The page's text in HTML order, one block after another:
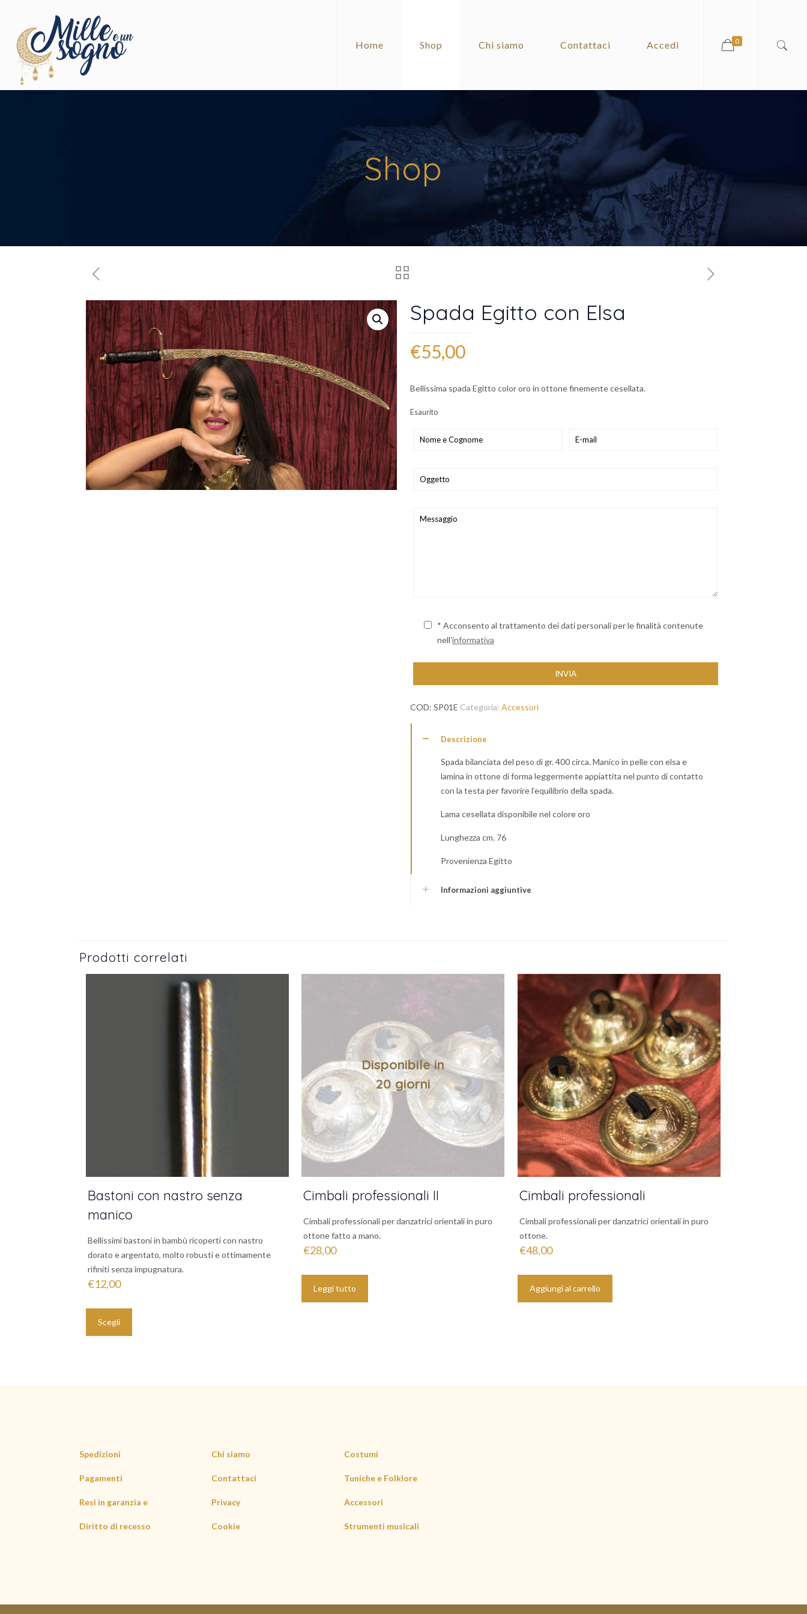
Home Shop Chi siamo Contattaci Accedi 0
Shop
Spada Egitto con Elsa
€55,00
Bellissima spada Egitto color oro in ottone finemente cesellata.
Esaurito
* Acconsento al trattamento dei dati personali per le finalità contenute
nell’informativa
COD: SP01E Categoria: Accessori
Descrizione
Spada bilanciata del peso di gr. 400 circa. Manico in pelle con elsa e
lamina in ottone di forma leggermente appiattita nel punto di contatto
con la testa per favorire l’equilibrio della spada.
Lama cesellata disponibile nel colore oro
Lunghezza cm. 76
Provenienza Egitto
Informazioni aggiuntive
Prodotti correlati
Bastoni con nastro senza
manico
Bellissimi bastoni in bambù ricoperti con nastro
dorato e argentato, molto robusti e ottimamente
rifiniti senza impugnatura.
€12,00
Scegli
Disponibile in
20 giorni
Cimbali professionali II
Cimbali professionali per danzatrici orientali in puro
ottone fatto a mano.
€28,00
Leggi tutto
Cimbali professionali
Cimbali professionali per danzatrici orientali in puro
ottone.
€48,00
Aggiungi al carrello
Spedizioni
Pagamenti
Resi in garanzia e
Diritto di recesso
Chi siamo
Contattaci
Privacy
Cookie
Costumi
Tuniche e Folklore
Accessori
Strumenti musicali